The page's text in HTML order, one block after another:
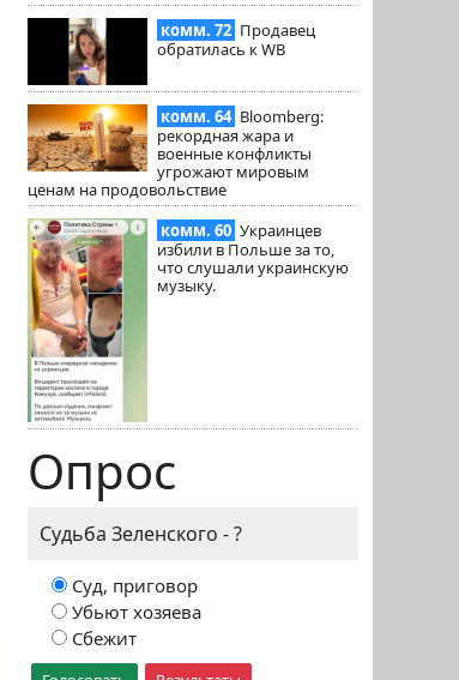
комм. 72 Продавец
обратилась к WB
комм. 64 Bloomberg:
рекордная жара и
военные конфликты
угрожают мировым
ценам на продовольствие
комм. 60 Украинцев
избили в Польше за то,
что слушали украинскую
музыку.
Опрос
Судьба Зеленского - ?
Суд, приговор
Убьют хозяева
Сбежит